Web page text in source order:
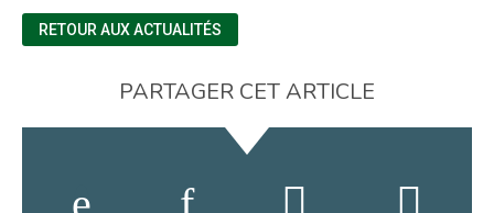
RETOUR AUX ACTUALITÉS
PARTAGER CET ARTICLE